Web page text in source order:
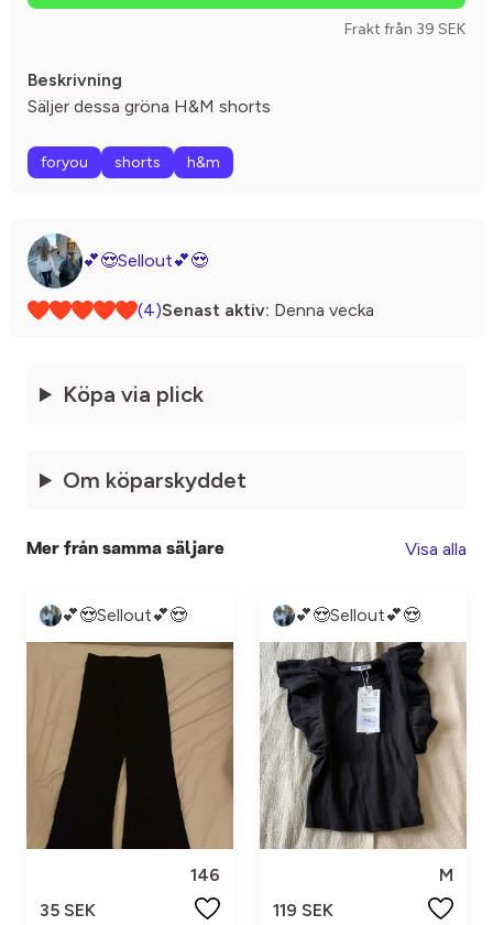
Frakt från 39 SEK
Beskrivning
Säljer dessa gröna H&M shorts
foryou shorts h&m
💕😍Sellout💕😍
(4)Senast aktiv: Denna vecka
Köpa via plick
Om köparskyddet
Mer från samma säljare Visa alla
💕😍Sellout💕😍
146
35 SEK
💕😍Sellout💕😍
M
119 SEK